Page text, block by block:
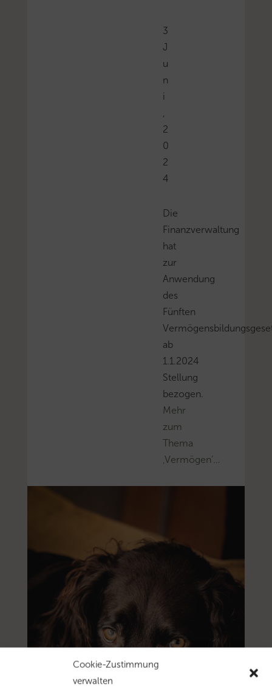
Cookie-Zustimmung
verwalten
3
J
u
n
i
,
2
0
2
4
Die
Finanzverwaltung
hat
zur
Anwendung
des
Fünften
ab
1.1.2024
Stellung
bezogen.
Mehr
zum
Thema
‚Vermögen’…